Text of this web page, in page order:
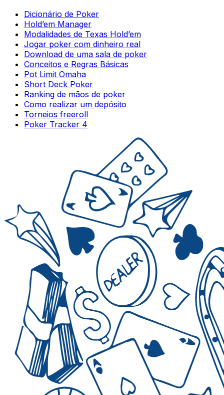
Dicionário de Poker
Hold’em Manager
Modalidades de Texas Hold’em
Jogar poker com dinheiro real
Download de uma sala de poker
Conceitos e Regras Básicas
Pot Limit Omaha
Short Deck Poker
Ranking de mãos de poker
Como realizar um depósito
Torneios freeroll
Poker Tracker 4